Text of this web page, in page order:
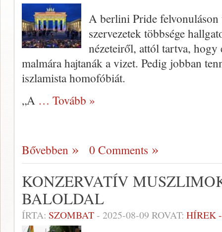
A berlini Pride felvonuláson
szervezetek többsége
nézeteiről, attól tartva,
malmára hajtanák a vizet. Pedig jobban
iszlamista homofóbiát.
„A … Tovább »
Bővebben 0 Comments
KONZERVATÍV
BALOLDAL
ÍRTA: SZOMBAT- 2025-08-09 ROVAT: HÍREK